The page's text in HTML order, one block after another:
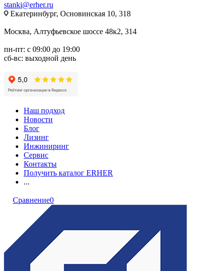
stanki@erher.ru
Екатеринбург, Основинская 10, 318
Москва, Алтуфьевское шоссе 48к2, 314
пн-пт: с 09:00 до 19:00
сб-вс: выходной день
Наш подход
Новости
Блог
Лизинг
Инжиниринг
Сервис
Контакты
Получить каталог ERHER
...
Сравнение0